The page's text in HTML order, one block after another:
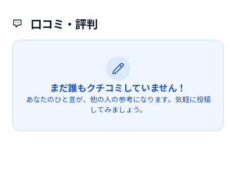
口コミ・評判
まだ誰もクチコミしていません！
あなたのひと言が、他の人の参考になります。気軽に投稿
してみましょう。